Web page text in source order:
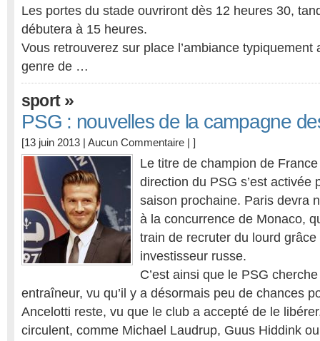
Les portes du stade ouvriront dès 12 heures 30,
débutera à 15 heures.
Vous retrouverez sur place l’ambiance typiquement
genre de …
sport»
PSG : nouvelles de la campagne
[13 juin 2013 | Aucun Commentaire | ]
Le titre de champion de
direction du PSG s’est activée
saison prochaine. Paris devra
à la concurrence de Monaco,
train de recruter du lourd
investisseur russe.
C’est ainsi que le PSG cherche
entraîneur, vu qu’il y a désormais peu de chances
Ancelotti reste, vu que le club a accepté de le
circulent, comme Michael Laudrup, Guus Hiddink